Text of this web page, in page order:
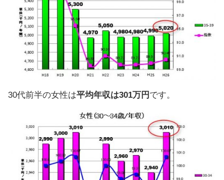
30代前半の女性は平均年収は301万円 です。